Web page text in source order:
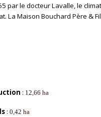
par le docteur Lavalle, le
La Maison Bouchard Père &
: 12,66 ha
: 0,42 ha